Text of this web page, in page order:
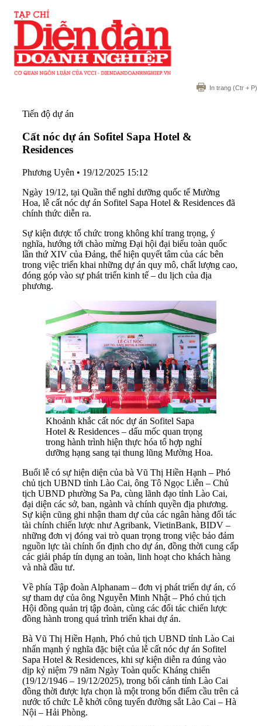
In trang (Ctr + P)
Tiến độ dự án
Cất nóc dự án Sofitel Sapa Hotel &
Residences
Phương Uyên • 19/12/2025 15:12
Ngày 19/12, tại Quần thể nghỉ dưỡng quốc tế Mường
Hoa, lễ cất nóc dự án Sofitel Sapa Hotel & Residences đã
chính thức diễn ra.
Sự kiện được tổ chức trong không khí trang trọng, ý
nghĩa, hướng tới chào mừng Đại hội đại biểu toàn quốc
lần thứ XIV của Đảng, thể hiện quyết tâm của các bên
trong việc triển khai những dự án quy mô, chất lượng cao,
đóng góp vào sự phát triển kinh tế – du lịch của địa
phương.
Khoảnh khắc cất nóc dự án Sofitel Sapa
Hotel & Residences – dấu mốc quan trọng
trong hành trình hiện thực hóa tổ hợp nghỉ
dưỡng hạng sang tại thung lũng Mường Hoa.
Buổi lễ có sự hiện diện của bà Vũ Thị Hiền Hạnh – Phó
chủ tịch UBND tỉnh Lào Cai, ông Tô Ngọc Liễn – Chủ
tịch UBND phường Sa Pa, cùng lãnh đạo tỉnh Lào Cai,
đại diện các sở, ban, ngành và chính quyền địa phương.
Sự kiện cũng ghi nhận tham dự của các ngân hàng đối tác
tài chính chiến lược như Agribank, VietinBank, BIDV –
những đơn vị đóng vai trò quan trọng trong việc bảo đảm
nguồn lực tài chính ổn định cho dự án, đồng thời cung cấp
các giải pháp tín dụng an toàn, linh hoạt cho khách hàng
và nhà đầu tư.
Về phía Tập đoàn Alphanam – đơn vị phát triển dự án, có
sự tham dự của ông Nguyễn Minh Nhật – Phó chủ tịch
Hội đồng quản trị tập đoàn, cùng các đối tác chiến lược
đồng hành trong quá trình triển khai dự án.
Bà Vũ Thị Hiền Hạnh, Phó chủ tịch UBND tỉnh Lào Cai
nhấn mạnh ý nghĩa đặc biệt của lễ cất nóc dự án Sofitel
Sapa Hotel & Residences, khi sự kiện diễn ra đúng vào
dịp kỷ niệm 79 năm Ngày Toàn quốc Kháng chiến
(19/12/1946 – 19/12/2025), trong bối cảnh tỉnh Lào Cai
đồng thời được lựa chọn là một trong bốn điểm cầu trên cả
nước tổ chức Lễ khởi công tuyến đường sắt Lào Cai – Hà
Nội – Hải Phòng.